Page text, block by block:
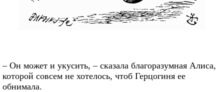
– Он может и укусить, – сказала благоразумная Алиса,
которой совсем не хотелось, чтоб Герцогиня ее
обнимала.